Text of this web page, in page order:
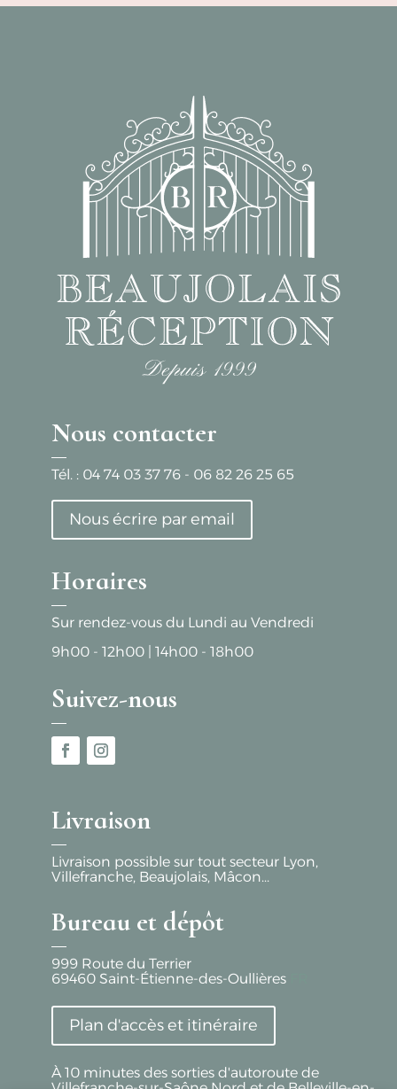
Nous contacter
Tél. : 04 74 03 37 76 - 06 82 26 25 65
Nous écrire par email
Horaires
Sur rendez-vous du Lundi au Vendredi
9h00 - 12h00
|14h00 - 18h00
Suivez-nous
Livraison
Livraison possible sur tout secteur Lyon,
Villefranche, Beaujolais, Mâcon...
Bureau et dépôt
999 Route du Terrier
69460 Saint-Étienne-des-Oullières
Plan d'accès et itinéraire
À 10 minutes des sorties d'autoroute de